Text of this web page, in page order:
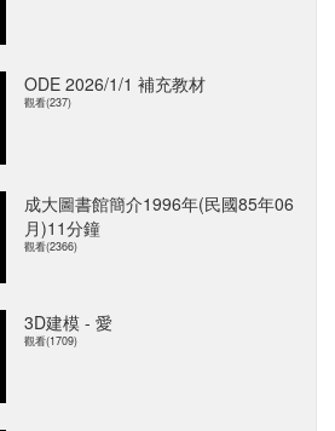
ODE 2026/1/1 補充教材
觀看(237)
成大圖書館簡介1996年(民國85年06
月)11分鐘
觀看(2366)
3D建模 - 愛
觀看(1709)